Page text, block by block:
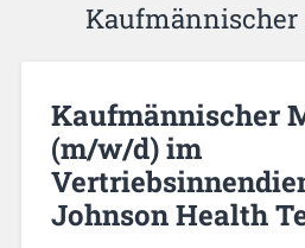
Kaufmännischer
(m/w/d) im
Johnson Health